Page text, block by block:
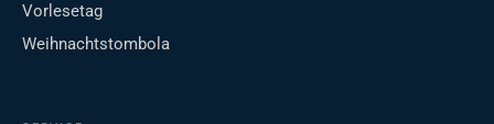
Vorlesetag
Weihnachtstombola